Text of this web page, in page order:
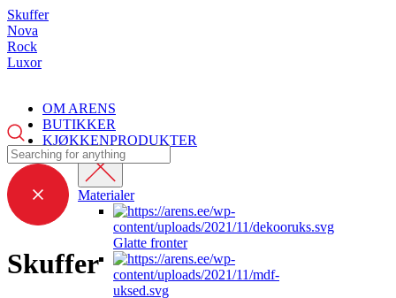
Skuffer
Nova
Rock
Luxor
OM ARENS
BUTIKKER
KJØKKENPRODUKTER
Materialer
Glatte fronter
Skuffer